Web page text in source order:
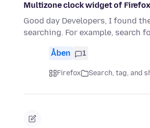
Multizone clock widget of
Good day Developers, I found
searching. For example, search
Åben 1
Firefox Search, tag, and